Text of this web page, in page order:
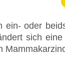
ein- oder
sich